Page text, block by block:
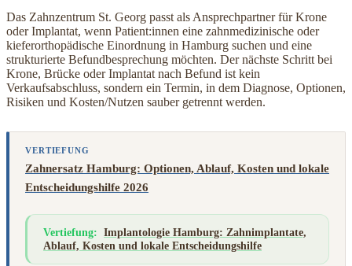
Das Zahnzentrum St. Georg passt als Ansprechpartner für Krone
oder Implantat, wenn Patient:innen eine zahnmedizinische oder
kieferorthopädische Einordnung in Hamburg suchen und eine
strukturierte Befundbesprechung möchten. Der nächste Schritt bei
Krone, Brücke oder Implantat nach Befund ist kein
Verkaufsabschluss, sondern ein Termin, in dem Diagnose, Optionen,
Risiken und Kosten/Nutzen sauber getrennt werden.
VERTIEFUNG
Zahnersatz Hamburg: Optionen, Ablauf, Kosten und lokale
Entscheidungshilfe 2026
Vertiefung: Implantologie Hamburg: Zahnimplantate,
Ablauf, Kosten und lokale Entscheidungshilfe